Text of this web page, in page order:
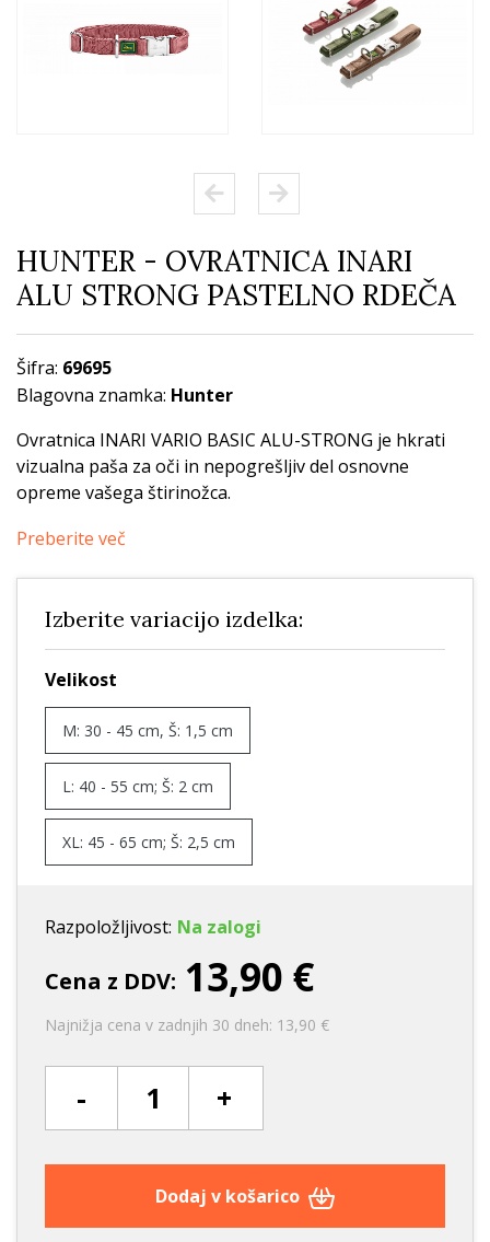
HUNTER - OVRATNICA INARI
ALU STRONG PASTELNO RDEČA
Šifra: 69695
Blagovna znamka: Hunter
Ovratnica INARI VARIO BASIC ALU-STRONG je hkrati
vizualna paša za oči in nepogrešljiv del osnovne
opreme vašega štirinožca.
Preberite več
Izberite variacijo izdelka:
Velikost
M: 30 - 45 cm, Š: 1,5 cm
L: 40 - 55 cm; Š: 2 cm
XL: 45 - 65 cm; Š: 2,5 cm
Razpoložljivost: Na zalogi
Cena z DDV: 13,90 €
Najnižja cena v zadnjih 30 dneh: 13,90 €
- +
Dodaj v košarico